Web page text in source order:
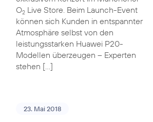
O2Live Store. Beim Launch-Event
können sich Kunden in entspannter
Atmosphäre selbst von den
leistungsstarken Huawei P20-
Modellen überzeugen – Experten
stehen […]
23. Mai 2018